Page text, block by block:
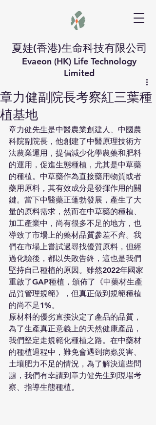
夏娃(香港)生命科技有限公司
Evaeon (HK) Life Technology
Limited
章力健副院長考察紅三葉種
植基地
章力健先生是中醫農業創建人、中國農
科院副院長，他創建了中醫原理技術方
法農業運用，提倡減少化學農藥和肥料
的運用，促進生態種植，尤其是中草藥
的種植。中草藥作為直接藥用物質或者
藥用原料，其有效成分是發揮作用的關
鍵。當下中醫藥正蓬勃發展，產生了大
量的原料需求，然而在中草藥的種植、
加工產業中，尚有很多不足的地方，也
導致了市場上的藥材品質參差不齊。我
們在市場上嘗試過尋找優質原料，但經
過化驗後，都以失敗告終，這也是我們
堅持自己種植的原因。雖然2022年國家
重啟了GAP種植，頒佈了《中藥材生產
品質管理規範》，但真正做到規範種植
的尚不足1%。
原材料的優劣直接決定了產品的品質，
為了生產真正意義上的天然健康產品，
我們堅定走規範化種植之路。在中藥材
的種植過程中，難免會遇到病蟲災害、
土壤肥力不足的情況，為了解決這些問
題，我們有幸請到章力健先生到現場考
察、指導生態種植。